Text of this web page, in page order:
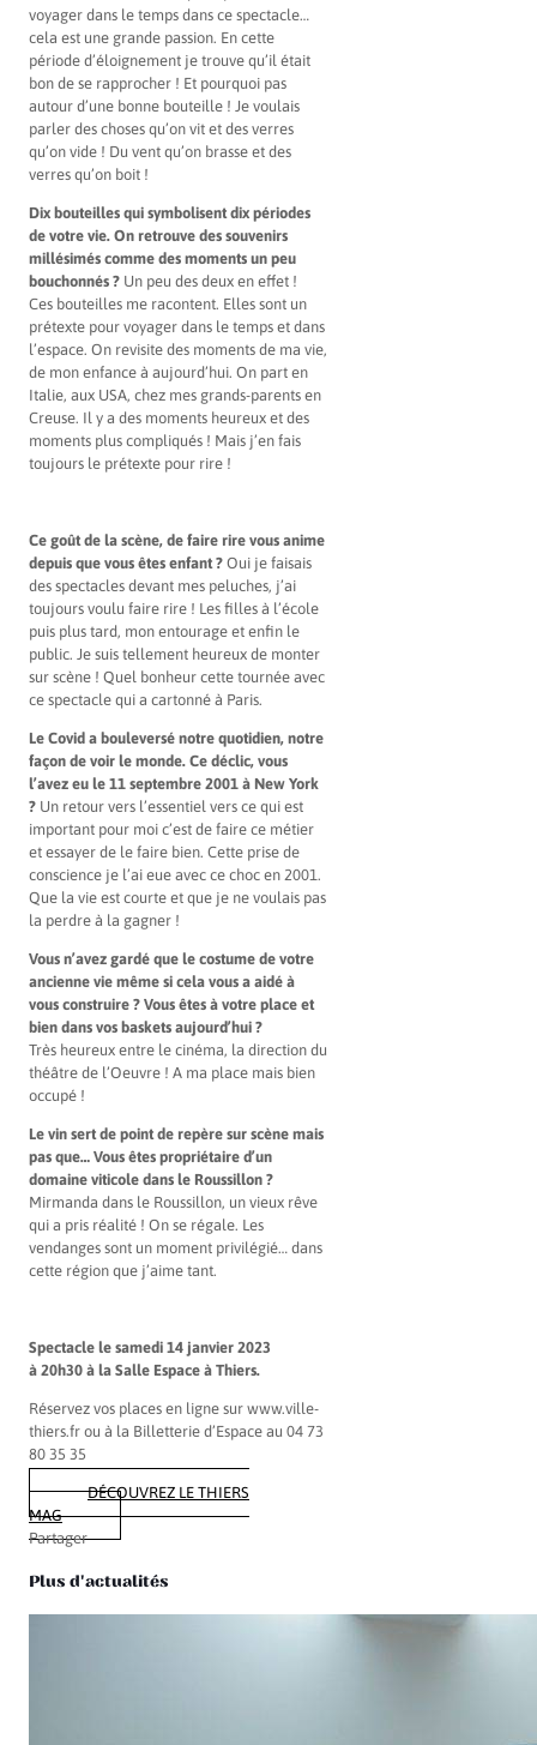
voyager dans le temps dans ce spectacle…
cela est une grande passion. En cette
période d’éloignement je trouve qu’il était
bon de se rapprocher ! Et pourquoi pas
autour d’une bonne bouteille ! Je voulais
parler des choses qu’on vit et des verres
qu’on vide ! Du vent qu’on brasse et des
verres qu’on boit !
Dix bouteilles qui symbolisent dix périodes
de votre vie. On retrouve des souvenirs
millésimés comme des moments un peu
bouchonnés ? Un peu des deux en effet !
Ces bouteilles me racontent. Elles sont un
prétexte pour voyager dans le temps et dans
l’espace. On revisite des moments de ma vie,
de mon enfance à aujourd’hui. On part en
Italie, aux USA, chez mes grands-parents en
Creuse. Il y a des moments heureux et des
moments plus compliqués ! Mais j’en fais
toujours le prétexte pour rire !
Ce goût de la scène, de faire rire vous anime
depuis que vous êtes enfant ? Oui je faisais
des spectacles devant mes peluches, j’ai
toujours voulu faire rire ! Les filles à l’école
puis plus tard, mon entourage et enfin le
public. Je suis tellement heureux de monter
sur scène ! Quel bonheur cette tournée avec
ce spectacle qui a cartonné à Paris.
Le Covid a bouleversé notre quotidien, notre
façon de voir le monde. Ce déclic, vous
l’avez eu le 11 septembre 2001 à New York
? Un retour vers l’essentiel vers ce qui est
important pour moi c’est de faire ce métier
et essayer de le faire bien. Cette prise de
conscience je l’ai eue avec ce choc en 2001.
Que la vie est courte et que je ne voulais pas
la perdre à la gagner !
Vous n’avez gardé que le costume de votre
ancienne vie même si cela vous a aidé à
vous construire ? Vous êtes à votre place et
bien dans vos baskets aujourd’hui ?
Très heureux entre le cinéma, la direction du
théâtre de l’Oeuvre ! A ma place mais bien
occupé !
Le vin sert de point de repère sur scène mais
pas que… Vous êtes propriétaire d’un
domaine viticole dans le Roussillon ?
Mirmanda dans le Roussillon, un vieux rêve
qui a pris réalité ! On se régale. Les
vendanges sont un moment privilégié… dans
cette région que j’aime tant.
Spectacle le samedi 14 janvier 2023
à 20h30 à la Salle Espace à Thiers.
Réservez vos places en ligne sur www.ville-
thiers.fr ou à la Billetterie d’Espace au 04 73
80 35 35
DÉCOUVREZ LE THIERS
MAG
Partager
Plus d'actualités